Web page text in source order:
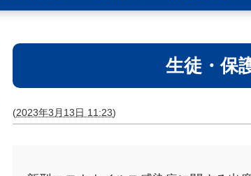
生徒・保
(2023年3月13日 11:23)